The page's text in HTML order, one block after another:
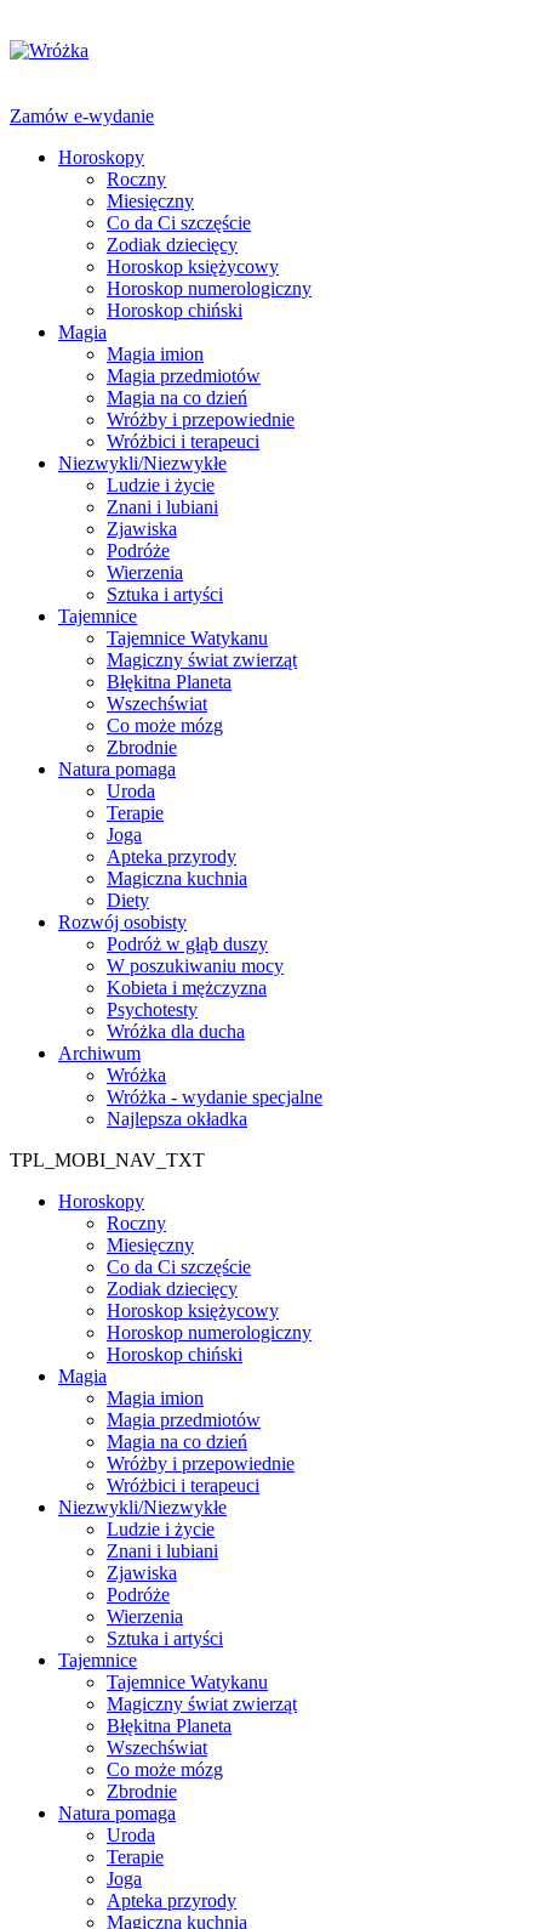
Zamów e-wydanie
Horoskopy
Roczny
Miesięczny
Co da Ci szczęście
Zodiak dziecięcy
Horoskop księżycowy
Horoskop numerologiczny
Horoskop chiński
Magia
Magia imion
Magia przedmiotów
Magia na co dzień
Wróżby i przepowiednie
Wróżbici i terapeuci
Niezwykli/Niezwykłe
Ludzie i życie
Znani i lubiani
Zjawiska
Podróże
Wierzenia
Sztuka i artyści
Tajemnice
Tajemnice Watykanu
Magiczny świat zwierząt
Błękitna Planeta
Wszechświat
Co może mózg
Zbrodnie
Natura pomaga
Uroda
Terapie
Joga
Apteka przyrody
Magiczna kuchnia
Diety
Rozwój osobisty
Podróż w głąb duszy
W poszukiwaniu mocy
Kobieta i mężczyzna
Psychotesty
Wróżka dla ducha
Archiwum
Wróżka
Wróżka - wydanie specjalne
Najlepsza okładka
TPL_MOBI_NAV_TXT
Horoskopy
Roczny
Miesięczny
Co da Ci szczęście
Zodiak dziecięcy
Horoskop księżycowy
Horoskop numerologiczny
Horoskop chiński
Magia
Magia imion
Magia przedmiotów
Magia na co dzień
Wróżby i przepowiednie
Wróżbici i terapeuci
Niezwykli/Niezwykłe
Ludzie i życie
Znani i lubiani
Zjawiska
Podróże
Wierzenia
Sztuka i artyści
Tajemnice
Tajemnice Watykanu
Magiczny świat zwierząt
Błękitna Planeta
Wszechświat
Co może mózg
Zbrodnie
Natura pomaga
Uroda
Terapie
Joga
Apteka przyrody
Magiczna kuchnia